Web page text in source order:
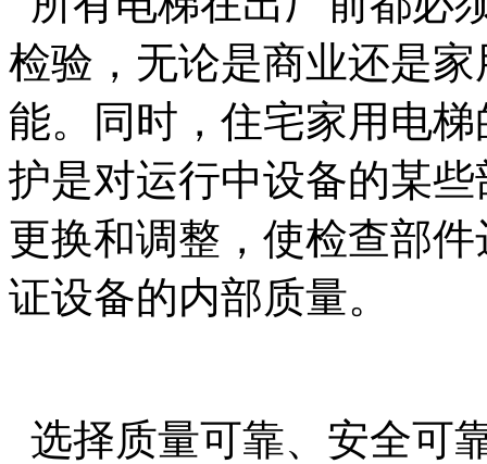
检验，无论是商业还是
能。同时，住宅家用电
护是对运行中设备的某
更换和调整，使检查部
证设备的内部质量。
选择质量可靠、安全可